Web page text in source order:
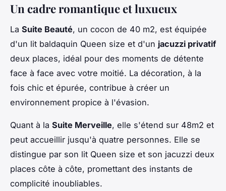
Un cadre romantique et luxueux
La Suite Beauté, un cocon de 40 m2, est équipée
d'un lit baldaquin Queen size et d'un jacuzzi privatif
deux places, idéal pour des moments de détente
face à face avec votre moitié. La décoration, à la
fois chic et épurée, contribue à créer un
environnement propice à l'évasion.
Quant à la Suite Merveille, elle s'étend sur 48m2 et
peut accueillir jusqu'à quatre personnes. Elle se
distingue par son lit Queen size et son jacuzzi deux
places côte à côte, promettant des instants de
complicité inoubliables.